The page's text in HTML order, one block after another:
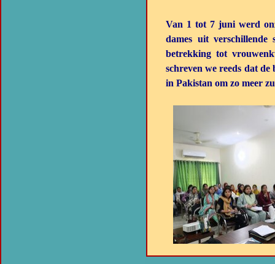
Van 1 tot 7 juni werd
dames uit verschillende
betrekking tot
schreven we reeds dat
in Pakistan om zo meer